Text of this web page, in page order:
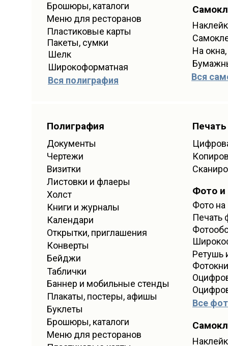
Брошюры, каталоги
Меню для ресторанов
Пакеты, сумки
Вся полиграфия
Пластиковые карты
На
Широкоформатная
Шелк
Вся
Полиграфия
Документы
Чертежи
Календари
Визитки
Листовки и флаеры
Холст
Буклеты
Открытки, приглашения
Плакаты, постеры, афишы
Таблички
Баннер и мобильные стенды
Бейджи
Книги и журналы
Брошюры, каталоги
Меню для ресторанов
Конверты
Фото
Печать
Все
Фото и
Ретушь